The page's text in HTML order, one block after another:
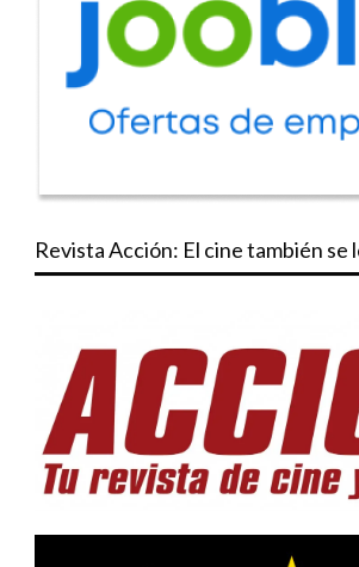
Revista Acción: El cine también se